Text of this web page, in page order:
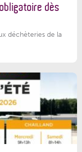
dès
déchèteries de la